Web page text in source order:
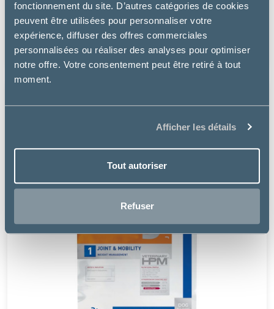
fonctionnement du site. D’autres catégories de cookies
peuvent être utilisées pour personnaliser votre
expérience, diffuser des offres commerciales
personnalisées ou réaliser des analyses pour optimiser
notre offre. Votre consentement peut être retiré à tout
moment.
Afficher les détails
Tout autoriser
Refuser
ADULT NEUTERED – CHAT
à partir de
10.39€